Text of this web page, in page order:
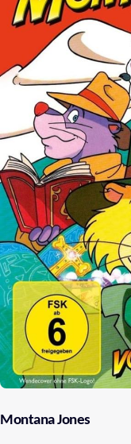
Montana Jones